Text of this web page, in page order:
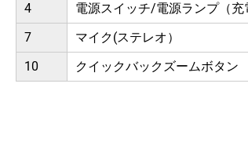
4
電源スイッチ/電源ランプ（充
7
マイク(ステレオ）
10
クイックバックズームボタン